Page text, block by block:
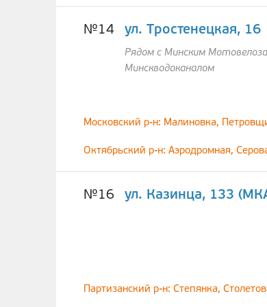
№14 ул. Тростенецкая, 16
Рядом с Минским
Минскводоканалом
Московский р-н: Малиновка,
Октябрьский р-н: Аэродромная,
№16 ул. Казинца, 133
Партизанский р-н: Степянка,